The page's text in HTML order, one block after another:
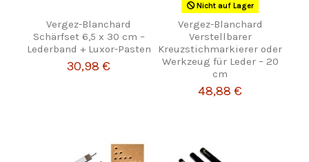
Vergez-Blanchard
Schärfset 6,5 x 30 cm –
Lederband + Luxor-Pasten
30,98 €
Nicht auf Lager
Vergez-Blanchard
Verstellbarer
Kreuzstichmarkierer oder
Werkzeug für Leder – 20
cm
48,88 €